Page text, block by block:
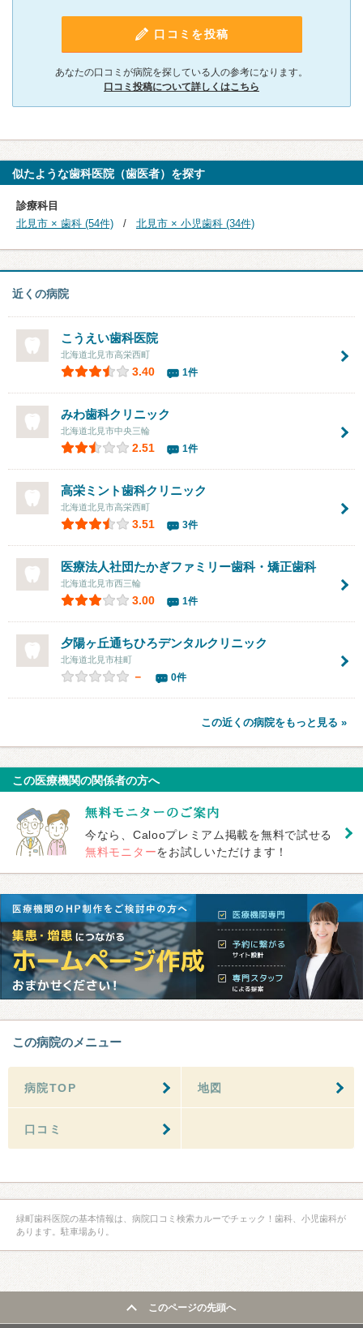
口コミを投稿
あなたの口コミが病院を探している人の参考になります。
口コミ投稿について詳しくはこちら
似たような歯科医院（歯医者）を探す
診療科目
北見市 × 歯科 (54件)
北見市 × 小児歯科 (34件)
近くの病院
こうえい歯科医院
北海道北見市高栄西町
3.40 1件
みわ歯科クリニック
北海道北見市中央三輪
2.51 1件
高栄ミント歯科クリニック
北海道北見市高栄西町
3.51 3件
医療法人社団たかぎファミリー歯科・矯正歯科
北海道北見市西三輪
3.00 1件
夕陽ヶ丘通ちひろデンタルクリニック
北海道北見市桂町
－ 0件
この近くの病院をもっと見る »
この医療機関の関係者の方へ
今なら、Calooプレミアム掲載を無料で試せる
無料モニターをお試しいただけます！
この病院のメニュー
病院TOP 地図
口コミ
緑町歯科医院の基本情報は、病院口コミ検索カルーでチェック！歯科、小児歯科が
あります。駐車場あり。
このページの先頭へ